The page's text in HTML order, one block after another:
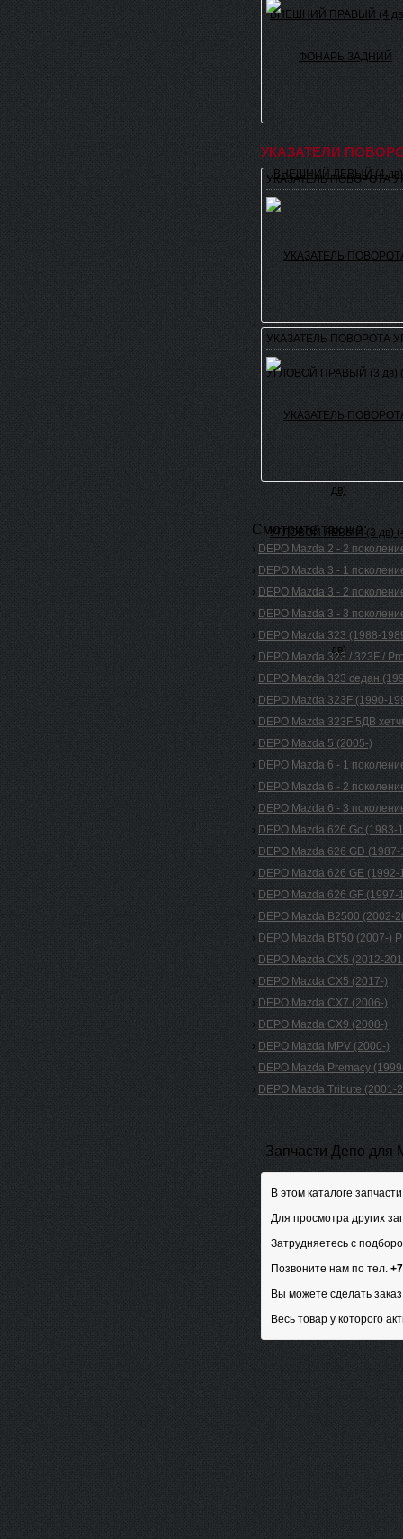
Запчасти Депо для
В этом каталоге
Для просмотра других
Затрудняетесь с
Позвоните нам по тел.
Вы можете сделать
Весь товар у которого
УКАЗАТЕЛИ
УКАЗАТЕЛЬ ПОВОРОТА
УКАЗАТЕЛЬ ПОВОРОТА
Смотрите так же:
› DEPO Mazda 2 - 2
› DEPO Mazda 3 - 1
›DEPO Mazda 3 - 2
› DEPO Mazda 3 - 3
› DEPO Mazda 323 (1988-
› DEPO Mazda 323 / 323F /
› DEPO Mazda 323 седан
›DEPO Mazda 323F (1990-
› DEPO Mazda 323F 5ДВ
› DEPO Mazda 5 (2005-)
› DEPO Mazda 6 - 1
› DEPO Mazda 6 - 2
›DEPO Mazda 6 - 3
› DEPO Mazda 626 Gc (1983-
› DEPO Mazda 626 GD
› DEPO Mazda 626 GE (1992-
› DEPO Mazda 626 GF
›DEPO Mazda B2500 (2002-
› DEPO Mazda BT50 (2007-)
› DEPO Mazda CX5 (2012-
› DEPO Mazda CX5 (2017-)
› DEPO Mazda CX7 (2006-)
›DEPO Mazda CX9 (2008-)
› DEPO Mazda MPV (2000-)
› DEPO Mazda Premacy
› DEPO Mazda Tribute (2001-